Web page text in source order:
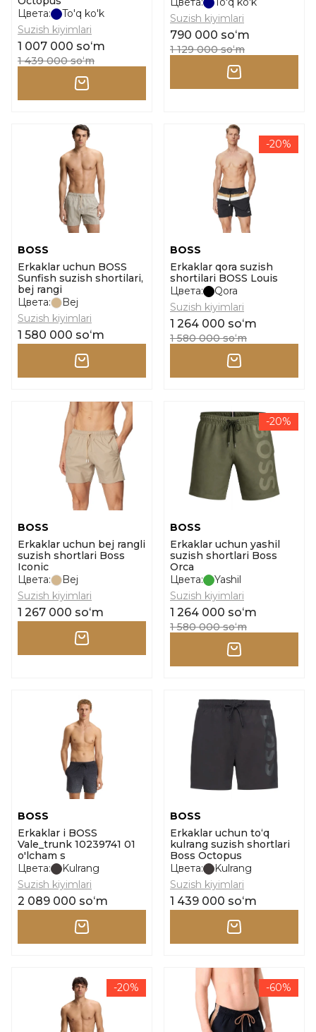
Цвета:
To'q ko'k
Suzish kiyimlari
1 007 000 soʻm
1 439 000 soʻm
Suzish kiyimlari
790 000 soʻm
1 129 000 soʻm
BOSS
Erkaklar uchun BOSS
Sunfish suzish shortilari,
bej rangi
Цвета:
Bej
Suzish kiyimlari
1 580 000 soʻm
-20%
BOSS
Erkaklar qora suzish
shortilari BOSS Louis
Цвета:
Qora
Suzish kiyimlari
1 264 000 soʻm
1 580 000 soʻm
BOSS
Erkaklar uchun bej rangli
suzish shortlari Boss
Iconic
Цвета:
Bej
Suzish kiyimlari
1 267 000 soʻm
-20%
BOSS
Erkaklar uchun yashil
suzish shortlari Boss
Orca
Цвета:
Yashil
Suzish kiyimlari
1 264 000 soʻm
1 580 000 soʻm
BOSS
Erkaklar i BOSS
Vale_trunk 10239741 01
o'lcham s
Цвета:
Kulrang
Suzish kiyimlari
2 089 000 soʻm
BOSS
Erkaklar uchun to‘q
kulrang suzish shortlari
Boss Octopus
Цвета:
Kulrang
Suzish kiyimlari
1 439 000 soʻm
-20% -60%